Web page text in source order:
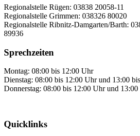
Regionalstelle Rügen: 03838 20058-11
Regionalstelle Grimmen: 038326 80020
Regionalstelle Ribnitz-Damgarten/Barth:
89936
Sprechzeiten
Montag: 08:00 bis 12:00 Uhr
Dienstag: 08:00 bis 12:00 Uhr und 13:00
Donnerstag: 08:00 bis 12:00 Uhr und
Quicklinks